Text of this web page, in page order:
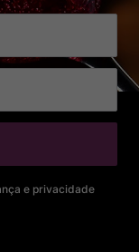
e privacidade